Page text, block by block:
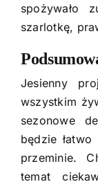
spożywało
szarlotkę,
Jesienny
wszystkim
sezonowe
będzie
przeminie.
temat